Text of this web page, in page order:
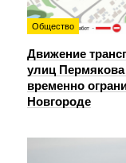
Общество
Движение
улиц
временно
Новгороде